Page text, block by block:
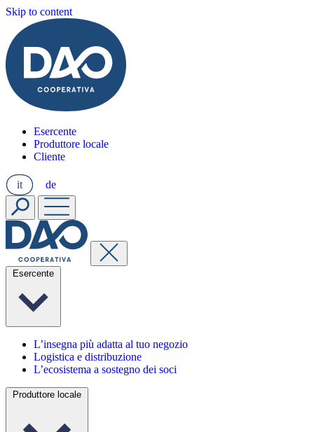
Skip to content
Esercente
Produttore locale
Cliente
it de
Esercente
L’insegna più adatta al tuo negozio
Logistica e distribuzione
L’ecosistema a sostegno dei soci
Produttore locale